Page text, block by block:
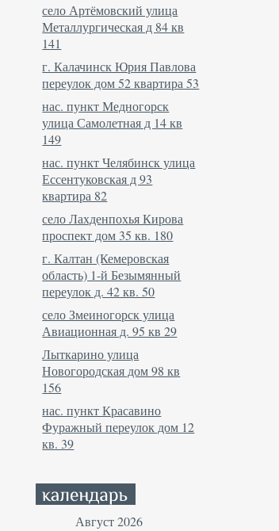
село Артёмовский улица
Металлургическая д 84 кв
141
г. Калачинск Юрия Павлова
переулок дом 52 квартира 53
нас. пункт Медногорск
улица Самолетная д 14 кв
149
нас. пункт Челябинск улица
Ессентуковская д 93
квартира 82
село Лахденпохья Кирова
проспект дом 35 кв. 180
г. Калтан (Кемеровская
область) 1-й Безымянный
переулок д. 42 кв. 50
село Змеиногорск улица
Авиационная д. 95 кв 29
Лыткарино улица
Новогородская дом 98 кв
156
нас. пункт Красавино
Фуражный переулок дом 12
кв. 39
Август 2026